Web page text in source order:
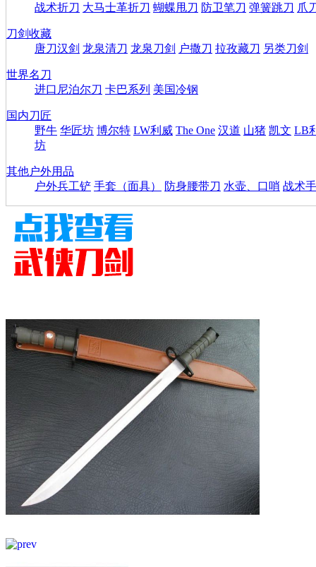
战术折刀 大马士革折刀 蝴蝶甩刀 防卫笔刀 弹簧跳刀 爪
刀剑收藏
唐刀汉剑 龙泉清刀 龙泉刀剑 户撒刀 拉孜藏刀 另类刀剑
世界名刀
进口尼泊尔刀 卡巴系列 美国冷钢
国内刀匠
野牛 华匠坊 博尔特 LW利威 The One 汉道 山猪 凯文 LB
坊
其他户外用品
户外兵工铲 手套（面具） 防身腰带刀 水壶、口哨 战术